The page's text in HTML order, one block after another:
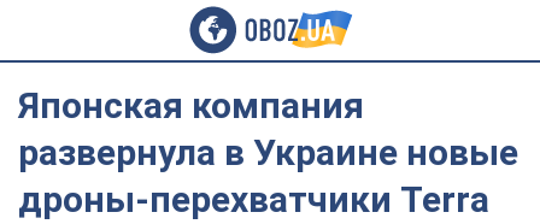
Японская компания
развернула в Украине новые
дроны-перехватчики Terra